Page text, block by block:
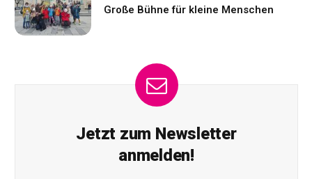
Große Bühne für kleine Menschen
Jetzt zum Newsletter
anmelden!